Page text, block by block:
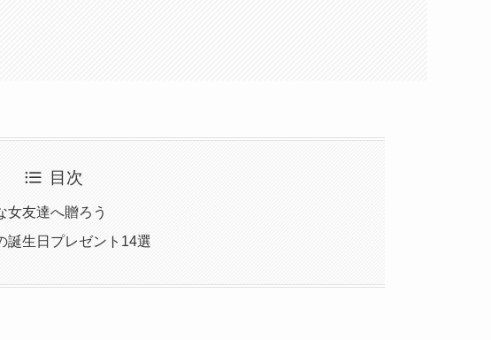
目次
友達へ贈ろう
誕生日プレゼント14選